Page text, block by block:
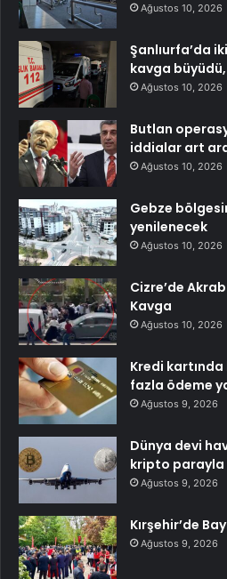
Ağustos 10, 2026
Şanlıurfa’da
kavga
Ağustos 10, 2026
Butlan
iddialar art
Ağustos 10, 2026
Gebze
yenilenecek
Ağustos 10, 2026
Cizre’de
Kavga
Ağustos 10, 2026
Kredi kartında
fazla ödeme
Ağustos 9, 2026
Dünya devi
kripto
Ağustos 9, 2026
Kırşehir’de
Ağustos 9, 2026